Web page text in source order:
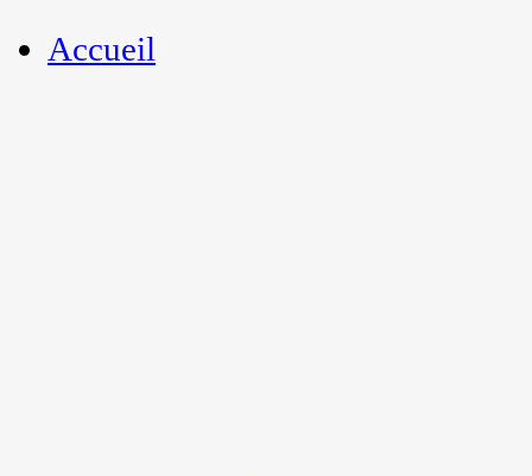
Accueil